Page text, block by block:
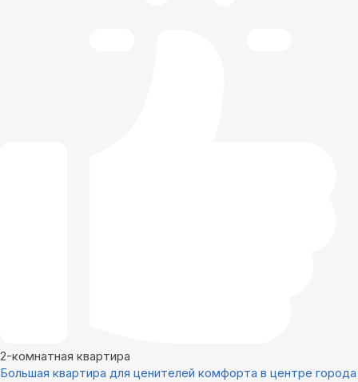
2-комнатная квартира
Большая квартира для ценителей комфорта в центре города